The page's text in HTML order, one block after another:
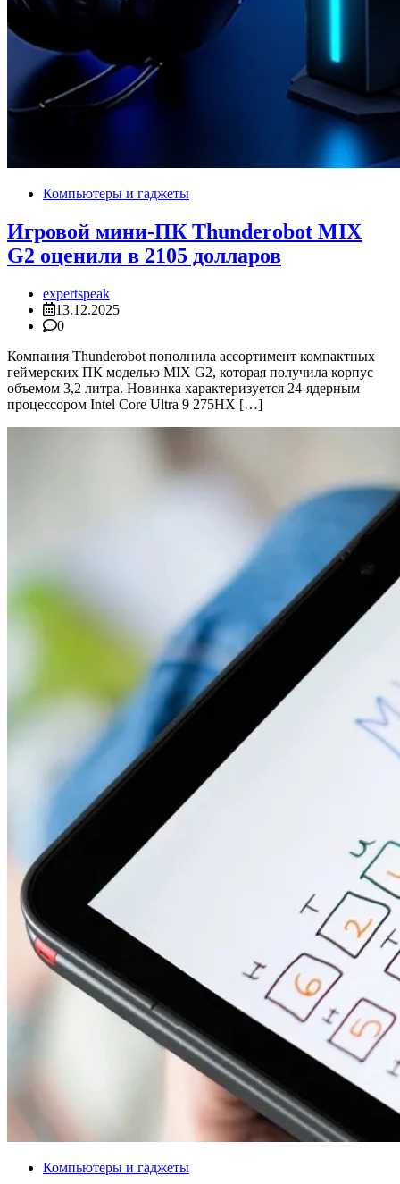
Компьютеры и гаджеты
Игровой мини-ПК Thunderobot MIX
G2 оценили в 2105 долларов
expertspeak
13.12.2025
0
Компания Thunderobot пополнила ассортимент компактных
геймерских ПК моделью MIX G2, которая получила корпус
объемом 3,2 литра. Новинка характеризуется 24-ядерным
процессором Intel Core Ultra 9 275HX […]
Компьютеры и гаджеты